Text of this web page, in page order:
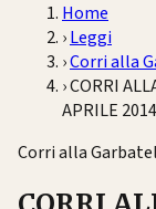
Home
›Leggi
›Corri alla
›CORRI
APRILE 2014
Corri alla